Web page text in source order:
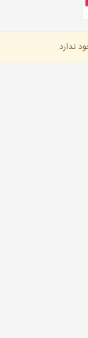
ندارد.